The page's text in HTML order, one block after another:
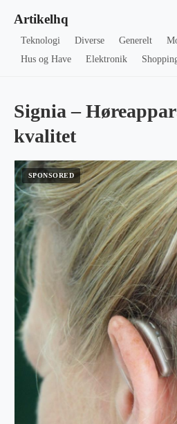
Artikelhq
Teknologi Diverse Generelt
Hus og Have
Elektronik
Signia –
kvalitet